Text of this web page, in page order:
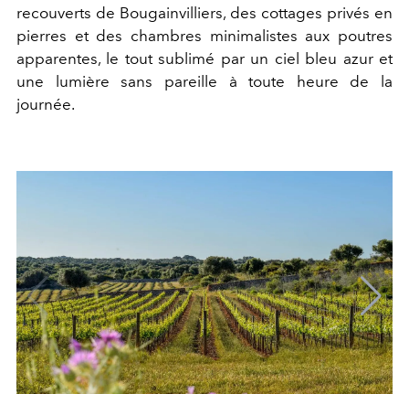
recouverts de Bougainvilliers, des cottages privés en
pierres et des chambres minimalistes aux poutres
apparentes, le tout sublimé par un ciel bleu azur et
une lumière sans pareille à toute heure de la
journée.